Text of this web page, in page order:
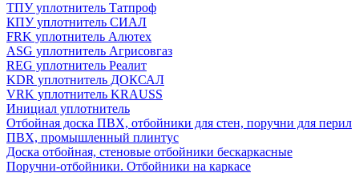
ТПУ уплотнитель Татпроф
КПУ уплотнитель СИАЛ
FRK уплотнитель Алютех
ASG уплотнитель Агрисовгаз
REG уплотнитель Реалит
KDR уплотнитель ДОКСАЛ
VRK уплотнитель KRAUSS
Инициал уплотнитель
Отбойная доска ПВХ, отбойники для стен, поручни для перил
ПВХ, промышленный плинтус
Доска отбойная, стеновые отбойники бескаркасные
Поручни-отбойники. Отбойники на каркасе